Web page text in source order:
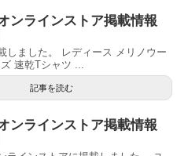
ンラインストア掲載情報
しました。 レディース メリノウー
速乾Tシャツ ...
記事を読む
ンラインストア掲載情報